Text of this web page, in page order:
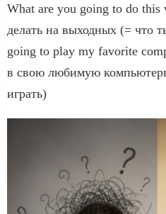
What are you going to do
делать на выходных (= что
going to play my favorite
в свою любимую
играть)